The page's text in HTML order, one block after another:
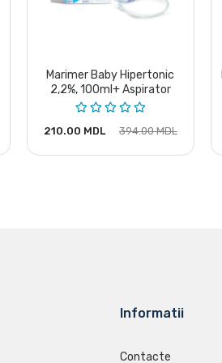
Marimer Baby Hipertonic
2,2%, 100ml+ Aspirator
Marimer
210.00 MDL 394.00 MDL
Informatii
Contacte